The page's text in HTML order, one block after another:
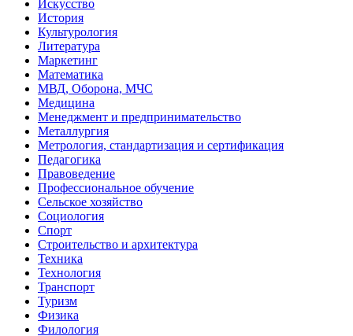
Искусство
История
Культурология
Литература
Маркетинг
Математика
МВД, Оборона, МЧС
Медицина
Менеджмент и предпринимательство
Металлургия
Метрология, стандартизация и сертификация
Педагогика
Правоведение
Профессиональное обучение
Сельское хозяйство
Социология
Спорт
Строительство и архитектура
Техника
Технология
Транспорт
Туризм
Физика
Филология